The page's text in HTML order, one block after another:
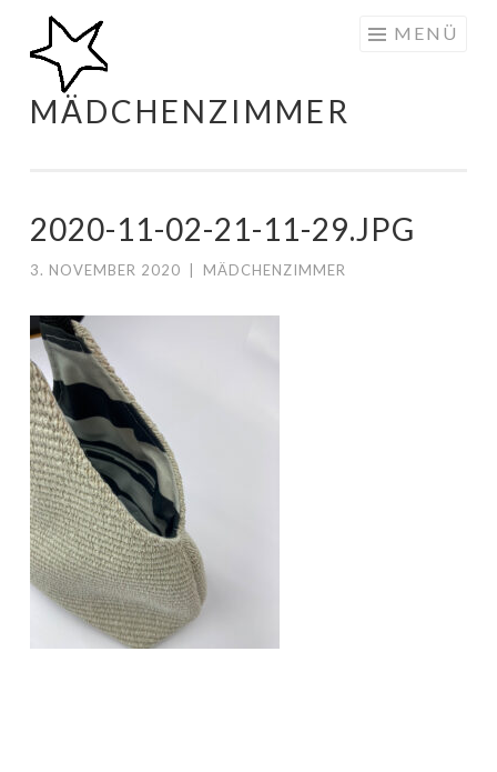
Zum
Inhalt
springen
MÄDCHENZIMMER
MENÜ
2020-11-02-21-11-29.JPG
3. NOVEMBER 2020 MÄDCHENZIMMER